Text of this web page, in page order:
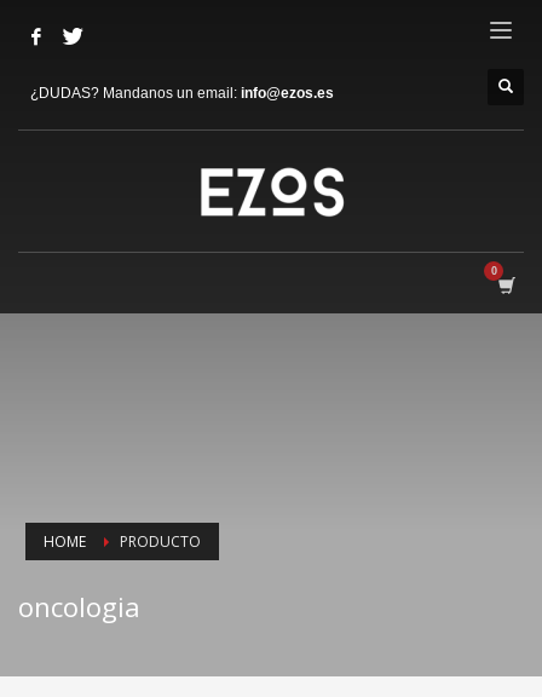
¿DUDAS? Mandanos un email: info@ezos.es
HOME PRODUCTO
oncologia